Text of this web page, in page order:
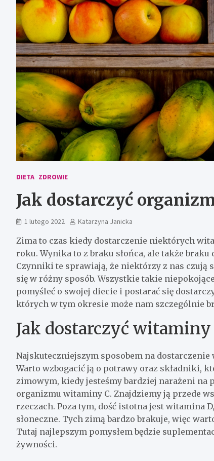
DIETA ZDROWIE
Jak dostarczyć
1 lutego 2022 Katarzyna Janicka
Zima to czas kiedy dostarczenie niektórych
roku. Wynika to z braku słońca, ale także
Czynniki te sprawiają, że niektórzy z nas czują
się w różny sposób. Wszystkie takie
pomyśleć o swojej diecie i postarać się
których w tym okresie może nam szczególnie
Jak dostarczyć
Najskuteczniejszym sposobem na
Warto wzbogacić ją o potrawy oraz składniki,
zimowym, kiedy jesteśmy bardziej narażeni na
organizmu witaminy C. Znajdziemy ją przede
rzeczach. Poza tym, dość istotna jest witamina
słoneczne. Tych zimą bardzo brakuje, więc
Tutaj najlepszym pomysłem będzie
żywności.